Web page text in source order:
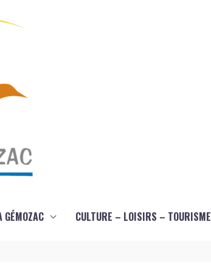
GÉMOZAC CULTURE – LOISIRS – TOURISME